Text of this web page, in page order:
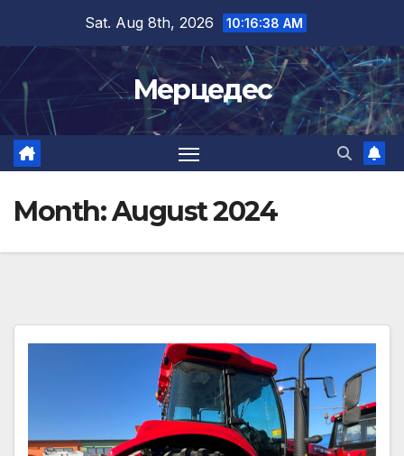
content
Sat. Aug 8th, 2026 10:16:40 AM
Мерцедес
Month:August 2024